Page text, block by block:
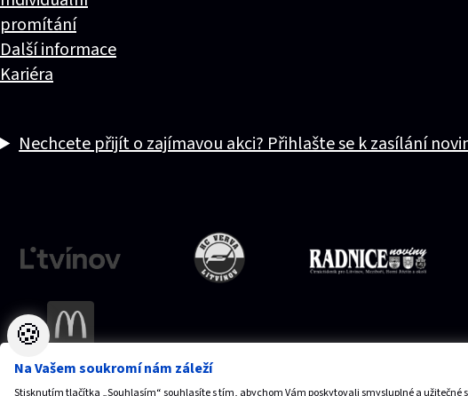
promítání
Další informace
Kariéra
Nechcete přijít o zajímavou akci? Přihlašte se k zasílání
🍪
Na Vašem soukromí nám záleží